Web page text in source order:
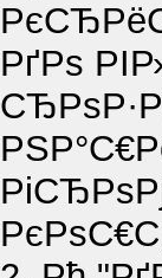
РґРѕ